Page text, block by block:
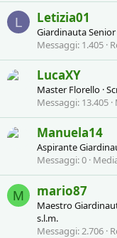
L Letizia01
Giardinauta Senior
Messaggi 1.405
LucaXY
Master Florello ·
Messaggi 13.405
Manuela14
Aspirante
Messaggi 0
M mario87
Maestro
s.l.m.
Messaggi 2.706